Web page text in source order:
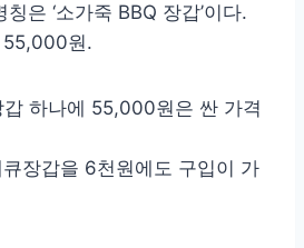
은 ‘소가죽 BBQ 장갑’이다.
55,000원.
하나에 55,000원은 싼 가격
장갑을 6천원에도 구입이 가